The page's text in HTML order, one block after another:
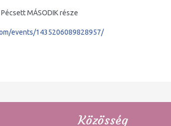
MÁSODIK része
events/1435206089828957/
Közösség